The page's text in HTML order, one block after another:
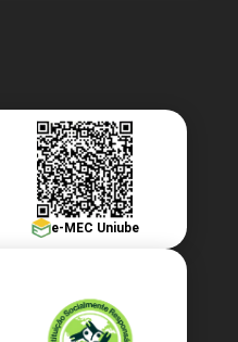
e-MEC Uniube